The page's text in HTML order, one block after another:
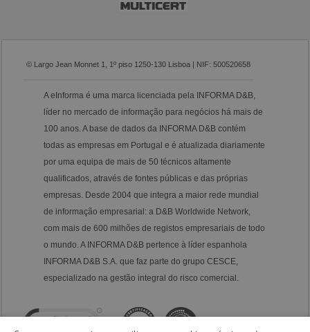
© Largo Jean Monnet 1, 1º piso 1250-130 Lisboa | NIF: 500520658
A eInforma é uma marca licenciada pela INFORMA D&B,
líder no mercado de informação para negócios há mais de
100 anos. A base de dados da INFORMA D&B contém
todas as empresas em Portugal e é atualizada diariamente
por uma equipa de mais de 50 técnicos altamente
qualificados, através de fontes públicas e das próprias
empresas. Desde 2004 que integra a maior rede mundial
de informação empresarial: a D&B Worldwide Network,
com mais de 600 milhões de registos empresariais de todo
o mundo. A INFORMA D&B pertence à líder espanhola
INFORMA D&B S.A. que faz parte do grupo CESCE,
especializado na gestão integral do risco comercial.